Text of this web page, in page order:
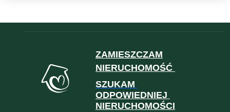
ZAMIESZCZAM
NIERUCHOMOŚĆ
SZUKAM
ODPOWIEDNIEJ
NIERUCHOMOŚCI